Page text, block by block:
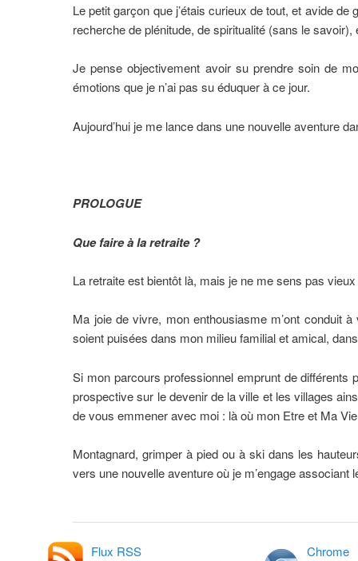
Le petit garçon que j’étais curieux de tout, et avide
recherche de plénitude, de spiritualité (sans le
Je pense objectivement avoir su prendre soin de
émotions que je n’ai pas su éduquer à ce jour.
Aujourd’hui je me lance dans une nouvelle aventure
PROLOGUE
Que faire à la retraite ?
La retraite est bientôt là, mais je ne me sens pas
Ma joie de vivre, mon enthousiasme m’ont conduit
soient puisées dans mon milieu familial et amical,
Si mon parcours professionnel emprunt de différents
prospective sur le devenir de la ville et les villages
de vous emmener avec moi : là où mon Etre et Ma
Montagnard, grimper à pied ou à ski dans les
vers une nouvelle aventure où je m’engage associant
Flux RSS
Chrome